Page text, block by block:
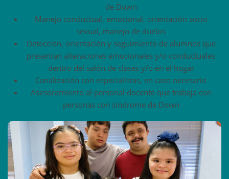
de Down
Manejo conductual, emocional, orientación socio
sexual, manejo de duelos
Detección, orientación y seguimiento de alumnos que
presentan alteraciones emocionales y/o conductuales
dentro del salón de clases y/o en el hogar
Canalización con especialistas, en caso necesario
Asesoramiento al personal docente que trabaja con
personas con síndrome de Down